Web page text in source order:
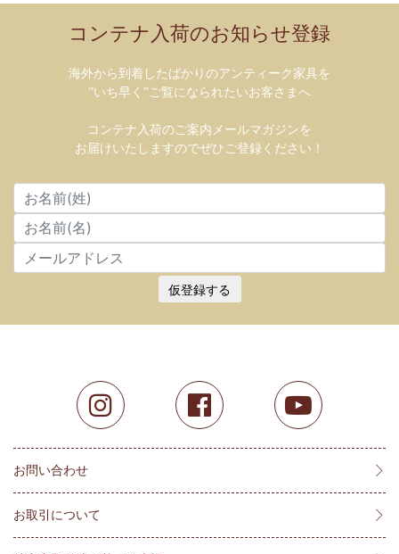
コンテナ入荷のお知らせ登録
海外から到着したばかりのアンティーク家具を
”いち早く”ご覧になられたいお客さまへ
コンテナ入荷のご案内メールマガジンを
お届けいたしますのでぜひご登録ください！
仮登録する
お問い合わせ
お取引について